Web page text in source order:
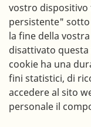
vostro
persistente"
la fine della
disattivato
cookie ha una
fini statistici, di
accedere al sito
personale il